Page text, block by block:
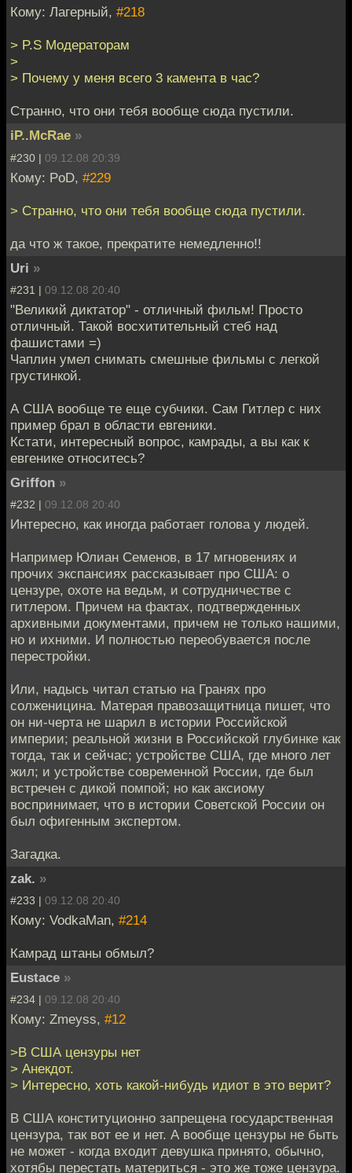
Кому: Лагерный, #218
> P.S Модераторам
>
> Почему у меня всего 3 камента в час?
Странно, что они тебя вообще сюда пустили.
iP..McRae »
#230 | 09.12.08 20:39
Кому: PoD, #229
> Странно, что они тебя вообще сюда пустили.
да что ж такое, прекратите немедленно!!
Uri »
#231 | 09.12.08 20:40
"Великий диктатор" - отличный фильм! Просто
отличный. Такой восхитительный стеб над
фашистами =)
Чаплин умел снимать смешные фильмы с легкой
грустинкой.
А США вообще те еще субчики. Сам Гитлер с них
пример брал в области евгеники.
Кстати, интересный вопрос, камрады, а вы как к
евгенике относитесь?
Griffon »
#232 | 09.12.08 20:40
Интересно, как иногда работает голова у людей.
Например Юлиан Семенов, в 17 мгновениях и
прочих экспансиях рассказывает про США: о
цензуре, охоте на ведьм, и сотрудничестве с
гитлером. Причем на фактах, подтвержденных
архивными документами, причем не только нашими,
но и ихними. И полностью переобувается после
перестройки.
Или, надысь читал статью на Гранях про
солженицина. Матерая правозащитница пишет, что
он ни-черта не шарил в истории Российской
империи; реальной жизни в Российской глубинке как
тогда, так и сейчас; устройстве США, где много лет
жил; и устройстве современной России, где был
встречен с дикой помпой; но как аксиому
воспринимает, что в истории Советской России он
был офигенным экспертом.
Загадка.
zak. »
#233 | 09.12.08 20:40
Кому: VodkaMan, #214
Камрад штаны обмыл?
Eustace »
#234 | 09.12.08 20:40
Кому: Zmeyss, #12
>В США цензуры нет
> Анекдот.
> Интересно, хоть какой-нибудь идиот в это верит?
В США конституционно запрещена государственная
цензура, так вот ее и нет. А вообще цензуры не быть
не может - когда входит девушка принято, обычно,
хотябы перестать материться - это же тоже цензура.